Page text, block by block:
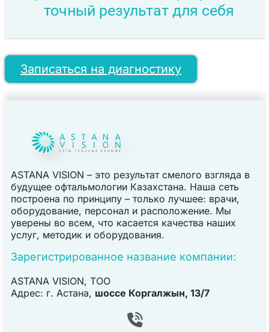
точный результат для себя
Записаться на диагностику
ASTANA VISION – это результат смелого взгляда в
будущее офтальмологии Казахстана. Наша сеть
построена по принципу – только лучшее: врачи,
оборудование, персонал и расположение. Мы
уверены во всем, что касается качества наших
услуг, методик и оборудования.
Зарегистрированное название компании:
ASTANA VISION, TOO
Адрес: г. Астана, шоссе Коргалжын, 13/7